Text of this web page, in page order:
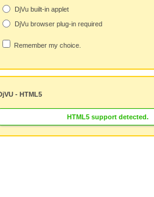
DjVu built-in applet
DjVu browser plug-in required
Remember my choice.
- HTML5
HTML5 support detected.